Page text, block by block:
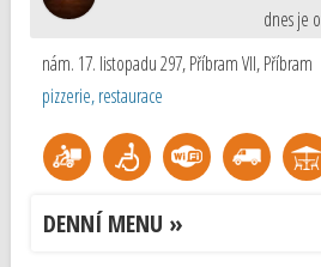
dnes je
nám. 17. listopadu 297, Příbram VII,Příbram
pizzerie, restaurace
DENNÍ MENU »